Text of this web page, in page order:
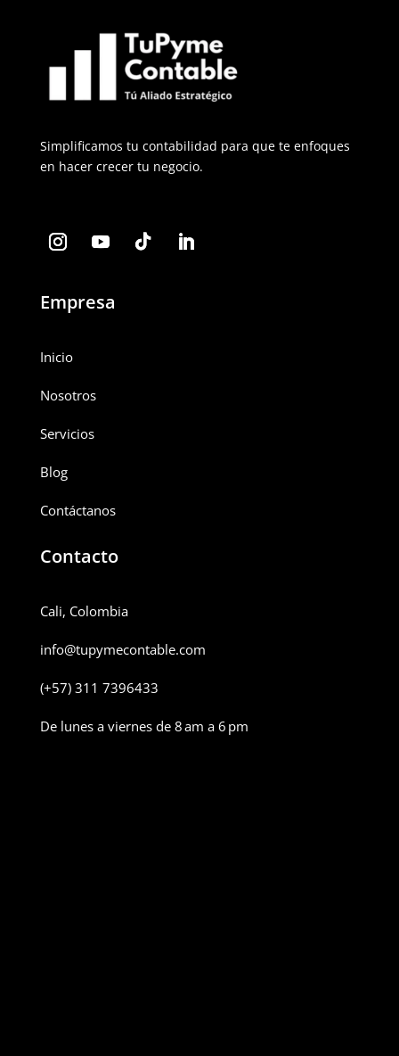
Simplificamos tu contabilidad para que te enfoques
en hacer crecer tu negocio.
Empresa
Inicio
Nosotros
Servicios
Blog
Contáctanos
Contacto
Cali, Colombia
info@tupymecontable.com
(+57) 311 7396433
De lunes a viernes de 8 am a 6 pm